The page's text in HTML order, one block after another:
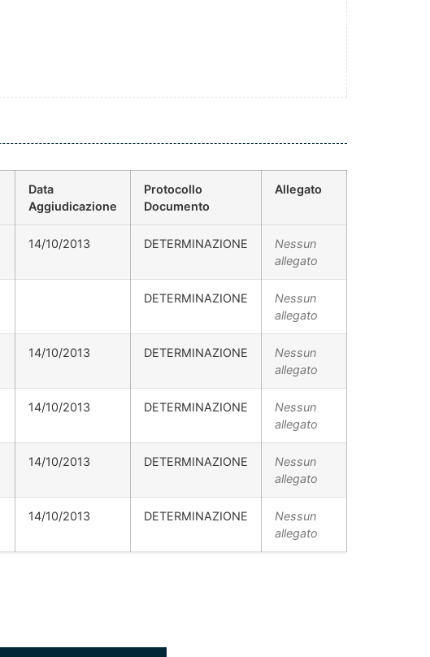
Data
Aggiudicazione
Protocollo
Documento
Allegato
14/10/2013 DETERMINAZIONE
Nessun
allegato
DETERMINAZIONE
Nessun
allegato
14/10/2013 DETERMINAZIONE
Nessun
allegato
14/10/2013 DETERMINAZIONE
Nessun
allegato
14/10/2013 DETERMINAZIONE
Nessun
allegato
14/10/2013 DETERMINAZIONE
Nessun
allegato